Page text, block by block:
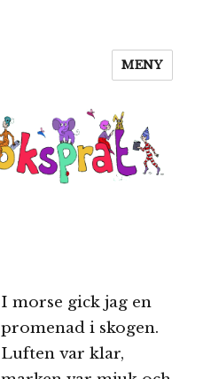
MENY
I morse gick jag en
promenad i skogen.
Luften var klar,